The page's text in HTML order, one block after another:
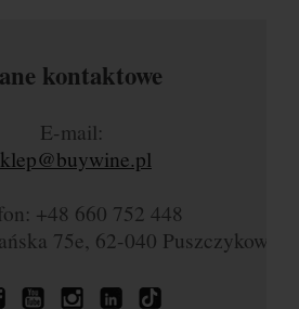
kontaktowe
E-mail:
+48 660 752 448
75e, 62-040 Puszczykowo